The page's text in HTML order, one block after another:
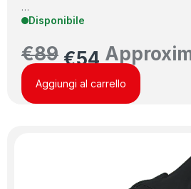
…
Disponibile
€89 €54
Aggiungi al carrello